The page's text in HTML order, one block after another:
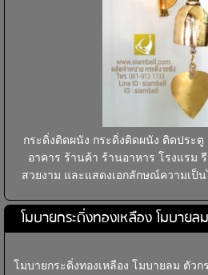
กระดิ่งติดผนัง กระดิ่งติดผนัง ติดประตู
อาคาร ร้านค้า ร้านอาหาร โรงแรม
สวยงาม และแสดงเอกลักษณ์ความเป็น
โมบายกระดิ่งทองเหลือง โมบายล
โมบายกระดิ่งทองเหลือง โมบายลม ตัวก